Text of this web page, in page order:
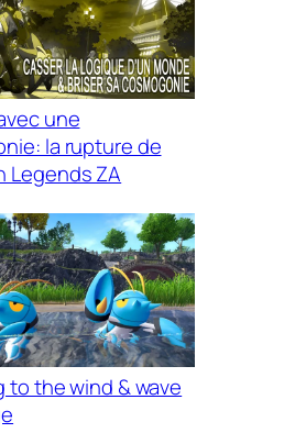
une
la rupture de
Legends ZA
to the wind & wave